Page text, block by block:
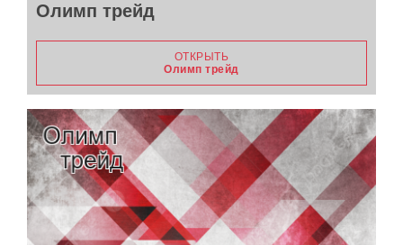
Олимп трейд
ОТКРЫТЬ
Олимп трейд